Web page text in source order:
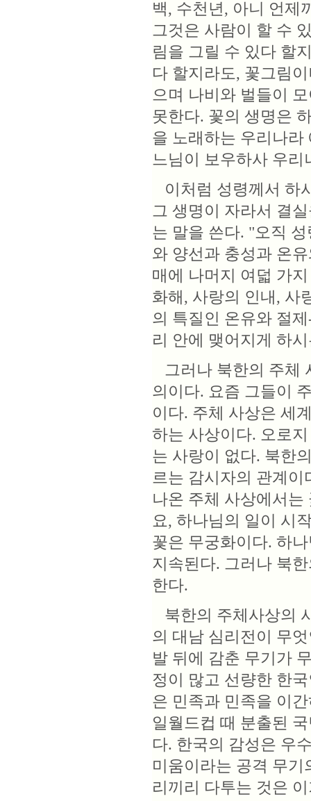
백, 수천년, 아니 언제
그것은 사람이 할 수
림을 그릴 수 있다 할
다 할지라도, 꽃그림
으며 나비와 벌들이
못한다. 꽃의 생명은
을 노래하는 우리나
느님이 보우하사 우리
이처럼 성령께서 하
그 생명이 자라서 결
는 말을 쓴다. "오직
와 양선과 충성과 온
매에 나머지 여덟 가
화해, 사랑의 인내, 사
의 특질인 온유와 절
리 안에 맺어지게 하
그러나 북한의 주체
의이다. 요즘 그들이
이다. 주체 사상은 세
하는 사상이다. 오로
는 사랑이 없다. 북한
르는 감시자의 관계
나온 주체 사상에서
요, 하나님의 일이 시
꽃은 무궁화이다. 하
지속된다. 그러나 북
한다.
북한의 주체사상의
의 대남 심리전이 무
발 뒤에 감춘 무기가
정이 많고 선량한 한
은 민족과 민족을 이
일월드컵 때 분출된
다. 한국의 감성은 우
미움이라는 공격 무
리끼리 다투는 것은